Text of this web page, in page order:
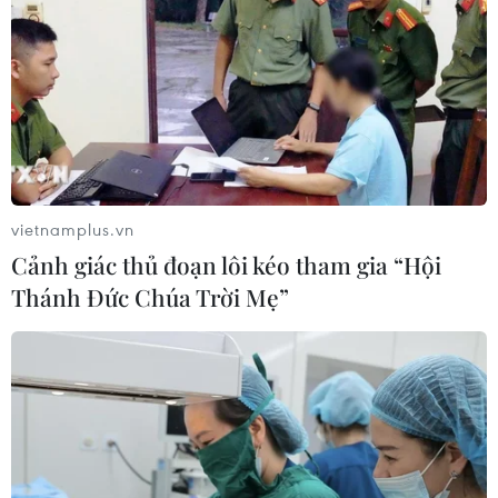
Tân Thủ tướng Nhật Bản thị sát nhà máy
điện hạt nhân Fukushima
Thủ tướng Fumio Kishida cho biết chính phủ sẽ khởi
vietnamplus.vn
Cảnh giác thủ đoạn lôi kéo tham gia “Hội
Thánh Đức Chúa Trời Mẹ”